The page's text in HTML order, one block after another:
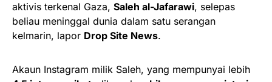
aktivis terkenal Gaza, Saleh al-Jafarawi, selepas
beliau meninggal dunia dalam satu serangan
kelmarin, lapor Drop Site News.
Akaun Instagram milik Saleh, yang mempunyai lebih